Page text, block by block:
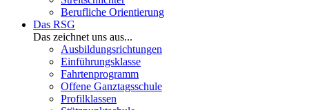
Berufliche Orientierung
Das RSG
Das zeichnet uns aus...
Ausbildungsrichtungen
Einführungsklasse
Fahrtenprogramm
Offene Ganztagsschule
Profilklassen